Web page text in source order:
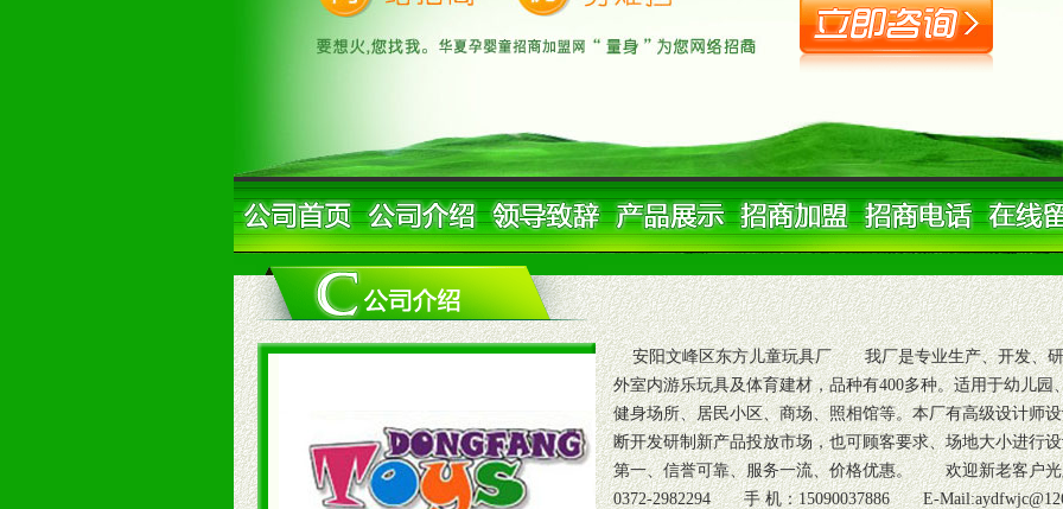
安阳文峰区东方儿童玩具厂 我厂是专业生产、开发、研
外室内游乐玩具及体育建材，品种有400多种。适用于幼儿
健身场所、居民小区、商场、照相馆等。本厂有高级设计师
断开发研制新产品投放市场，也可顾客要求、场地大小进行
第一、信誉可靠、服务一流、价格优惠。 欢迎新老客户
0372-2982294 手 机：15090037886 E-